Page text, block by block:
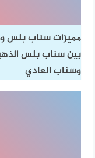
مميزات سناب بلس
بين سناب بلس
وسناب العادي